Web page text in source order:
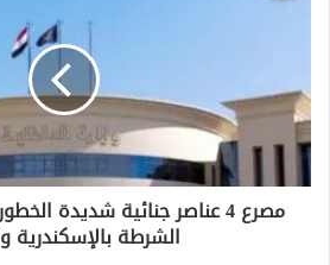
ل
ك
ت
ر
مصرع 4 عناصر جنائية شديدة
الشرطة بالإسكندرية